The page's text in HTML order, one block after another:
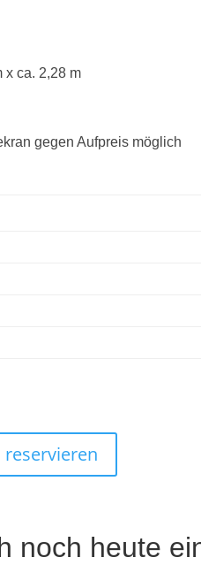
x ca. 2,28 m
gegen Aufpreis möglich
reservieren
noch heute